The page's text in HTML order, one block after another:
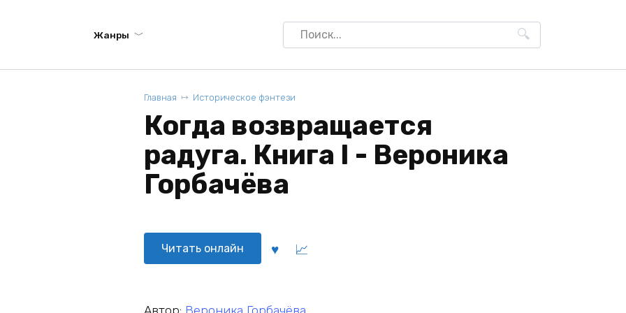
Жанры
Search
for:
Главная Историческое фэнтези
Когда возвращается
радуга. Книга I - Вероника
Горбачёва
Читать онлайн
Автор: Вероника Горбачёва